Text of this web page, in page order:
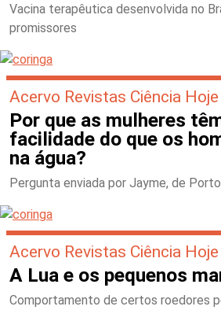
Vacina terapêutica desenvolvida no
promissores
Acervo Revistas Ciência Hoje
Por que as mulheres
facilidade do que os
na água?
Pergunta enviada por Jayme, de
Acervo Revistas Ciência Hoje
A Lua e os pequenos
Comportamento de certos roedores